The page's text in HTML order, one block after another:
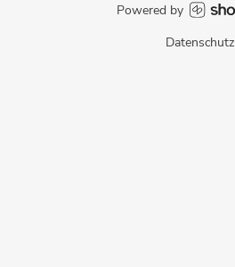
Powered by
Datenschutz